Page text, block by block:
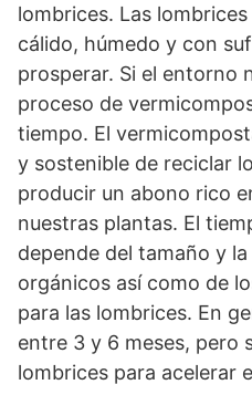
lombrices. Las
cálido, húmedo y con
prosperar. Si el entorno
proceso de
tiempo. El
y sostenible de reciclar
producir un abono rico
nuestras plantas. El
depende del tamaño y
orgánicos así como de
para las lombrices. En
entre 3 y 6 meses, pero
lombrices para acelerar